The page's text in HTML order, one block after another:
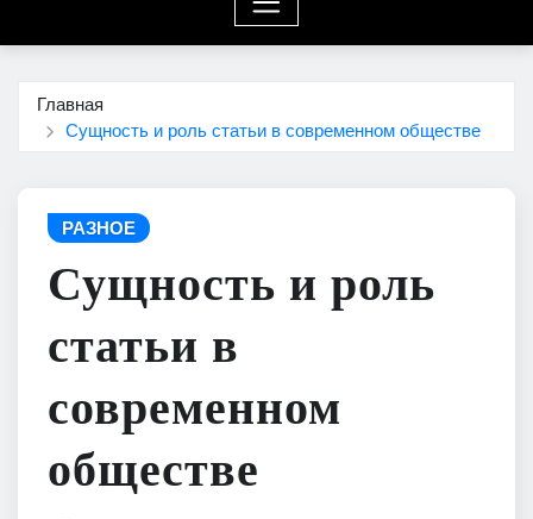
Главная
Сущность и роль статьи в современном обществе
РАЗНОЕ
Сущность и роль
статьи в
современном
обществе